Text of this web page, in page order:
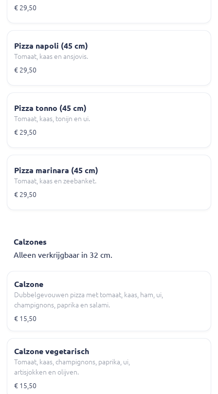
€ 29,50
Pizza napoli (45 cm)
Tomaat, kaas en ansjovis.
€ 29,50
Pizza tonno (45 cm)
Tomaat, kaas, tonijn en ui.
€ 29,50
Pizza marinara (45 cm)
Tomaat, kaas en zeebanket.
€ 29,50
Calzones
Alleen verkrijgbaar in 32 cm.
Calzone
Dubbelgevouwen pizza met tomaat, kaas, ham, ui,
champignons, paprika en salami.
€ 15,50
Calzone vegetarisch
Tomaat, kaas, champignons, paprika, ui,
artisjokken en olijven.
€ 15,50